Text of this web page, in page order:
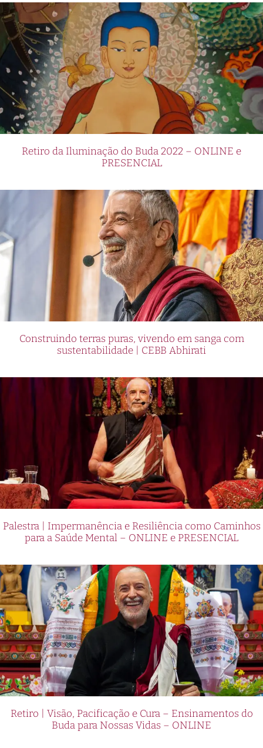
Retiro da Iluminação do Buda 2022 – ONLINE e
PRESENCIAL
Construindo terras puras, vivendo em sanga com
sustentabilidade | CEBB Abhirati
Palestra | Impermanência e Resiliência como Caminhos
para a Saúde Mental – ONLINE e PRESENCIAL
Retiro | Visão, Pacificação e Cura – Ensinamentos do
Buda para Nossas Vidas – ONLINE